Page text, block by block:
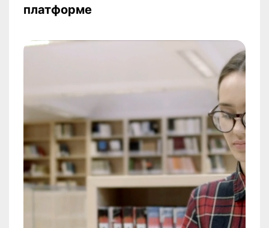
платформе